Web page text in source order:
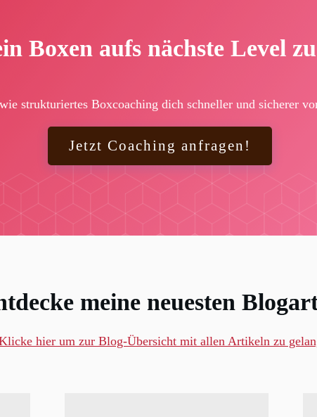
Boxen aufs nächste Level
strukturiertes Boxcoaching dich schneller und sicherer
Jetzt Coaching anfragen!
meine neuesten
hier um zur Blog-Übersicht mit allen Artikeln zu